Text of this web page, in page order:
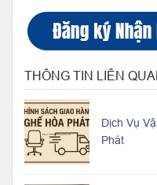
THÔNG TIN LIÊN
Dịch Vụ
Phát